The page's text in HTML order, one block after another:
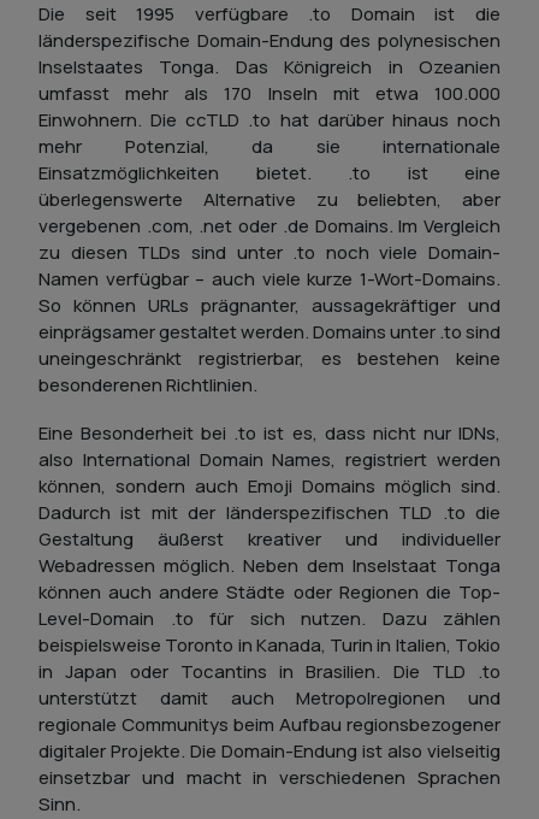
Die seit 1995 verfügbare .to Domain ist die
länderspezifische Domain-Endung des polynesischen
Inselstaates Tonga. Das Königreich in Ozeanien
umfasst mehr als 170 Inseln mit etwa 100.000
Einwohnern. Die ccTLD .to hat darüber hinaus noch
mehr Potenzial, da sie internationale
Einsatzmöglichkeiten bietet. .to ist eine
überlegenswerte Alternative zu beliebten, aber
vergebenen .com, .net oder .de Domains. Im Vergleich
zu diesen TLDs sind unter .to noch viele Domain-
Namen verfügbar – auch viele kurze 1-Wort-Domains.
So können URLs prägnanter, aussagekräftiger und
einprägsamer gestaltet werden. Domains unter .to sind
uneingeschränkt registrierbar, es bestehen keine
besonderenen Richtlinien.
Eine Besonderheit bei .to ist es, dass nicht nur IDNs,
also International Domain Names, registriert werden
können, sondern auch Emoji Domains möglich sind.
Dadurch ist mit der länderspezifischen TLD .to die
Gestaltung äußerst kreativer und individueller
Webadressen möglich. Neben dem Inselstaat Tonga
können auch andere Städte oder Regionen die Top-
Level-Domain .to für sich nutzen. Dazu zählen
beispielsweise Toronto in Kanada, Turin in Italien, Tokio
in Japan oder Tocantins in Brasilien. Die TLD .to
unterstützt damit auch Metropolregionen und
regionale Communitys beim Aufbau regionsbezogener
digitaler Projekte. Die Domain-Endung ist also vielseitig
einsetzbar und macht in verschiedenen Sprachen
Sinn.